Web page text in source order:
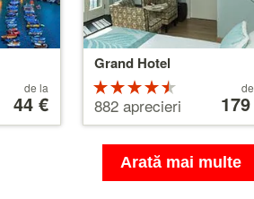
de la
44 €
Grand Hotel
4.5 din 5
882 aprecieri
179 €
Arată mai multe